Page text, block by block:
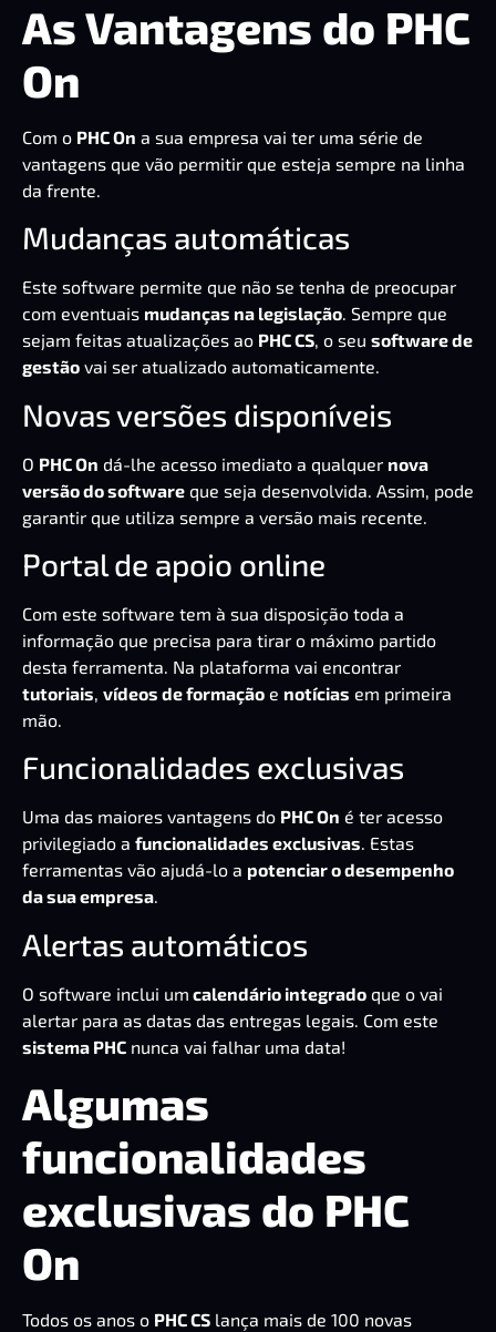
As Vantagens do PHC
On
Com o PHC On a sua empresa vai ter uma série de
vantagens que vão permitir que esteja sempre na linha
da frente.
Mudanças automáticas
Este software permite que não se tenha de preocupar
com eventuais mudanças na legislação. Sempre que
sejam feitas atualizações ao PHC CS, o seu software de
gestão vai ser atualizado automaticamente.
Novas versões disponíveis
O PHC On dá-lhe acesso imediato a qualquer nova
versão do software que seja desenvolvida. Assim, pode
garantir que utiliza sempre a versão mais recente.
Portal de apoio online
Com este software tem à sua disposição toda a
informação que precisa para tirar o máximo partido
desta ferramenta. Na plataforma vai encontrar
tutoriais, vídeos de formação e notícias em primeira
mão.
Funcionalidades exclusivas
Uma das maiores vantagens do PHC On é ter acesso
privilegiado a funcionalidades exclusivas. Estas
ferramentas vão ajudá-lo a potenciar o desempenho
da sua empresa.
Alertas automáticos
O software inclui um calendário integrado que o vai
alertar para as datas das entregas legais. Com este
sistema PHC nunca vai falhar uma data!
Algumas
funcionalidades
exclusivas do PHC
On
Todos os anos o PHC CS lança mais de 100 novas